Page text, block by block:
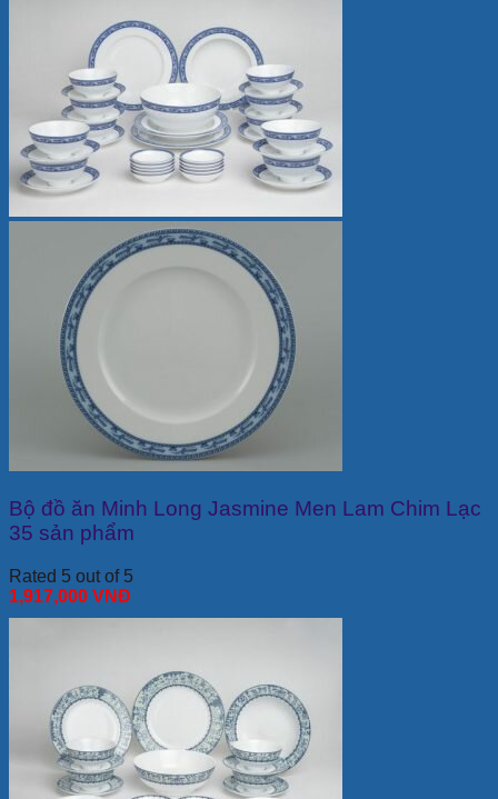
Bộ đồ ăn Minh Long Jasmine Men Lam Chim Lạc
35 sản phẩm
Rated 5 out of 5
1,917,000 VNĐ